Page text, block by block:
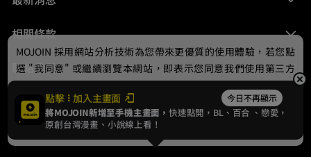
相關條款
聯絡我們
© 2024 gamania Digital Entertainment Co., Ltd.
點擊 加入主畫面 今日不再顯示
將MOJOIN新增至手機主畫面，快速點開，BL、 百合 、戀愛，
原創台灣漫畫、小說線上看！
MOJOIN 採用網站分析技術為您帶來更優質的使用體驗，若您點
選 "我同意" 或繼續瀏覽本網站，即表示您同意我們使用第三方
Cookie，欲瞭解更多資訊請見隱私權政策。
我同意